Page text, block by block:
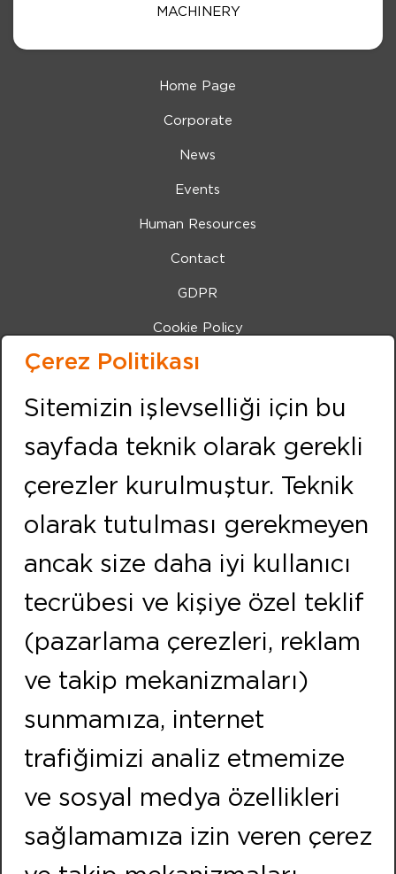
Çerez Politikası
Sitemizin işlevselliği için bu
sayfada teknik olarak gerekli
çerezler kurulmuştur. Teknik
olarak tutulması gerekmeyen
ancak size daha iyi kullanıcı
tecrübesi ve kişiye özel teklif
(pazarlama çerezleri, reklam
ve takip mekanizmaları)
sunmamıza, internet
trafiğimizi analiz etmemize
ve sosyal medya özellikleri
sağlamamıza izin veren çerez
MACHINERY
Home Page
Corporate
News
Events
Human Resources
Contact
GDPR
Cookie Policy
Bilgi Toplumu Hizmetleri
IZMIR (Center Office)
Kemalpasa Road 7405 Street No:8 Pınarbası IZMIR
Phone: +90 232 479 10 10
Fax: +90 232 479 91 91
FOLLOW US
Address:
Neighbourhood of Merkez Efnan Street No:9
+90 216 466 47 00
Fax: +90 216 466 21 20